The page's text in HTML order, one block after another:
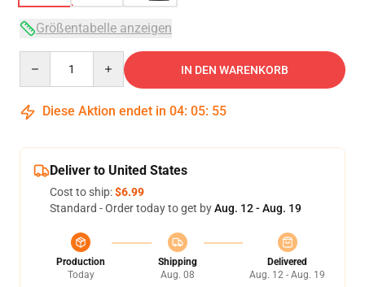
Größentabelle anzeigen
IN DEN WARENKORB
Diese Aktion endet in 04: 05: 54
Deliver to United States
Cost to ship:$6.99
Standard - Order today to get byAug. 12 - Aug. 19
Production
Today
Shipping
Aug. 08
Delivered
Aug. 12 - Aug. 19